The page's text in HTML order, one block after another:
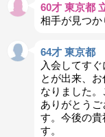
60才 東京都
相手が見つか
64才 東京都
入会してす
とが出来、
なりました
ありがとう
す。今後の貴
す。